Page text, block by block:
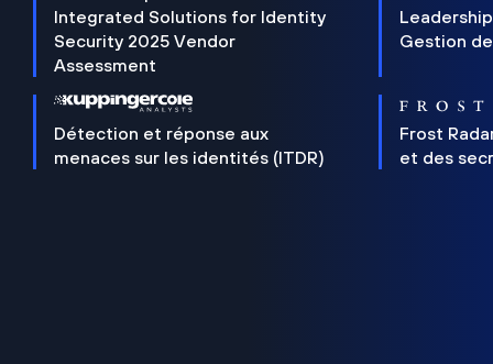
Integrated Solutions for Identity
Security 2025 Vendor
Assessment
Gestion
Détection et réponse aux
menaces sur les identités (ITDR)
Frost
et des